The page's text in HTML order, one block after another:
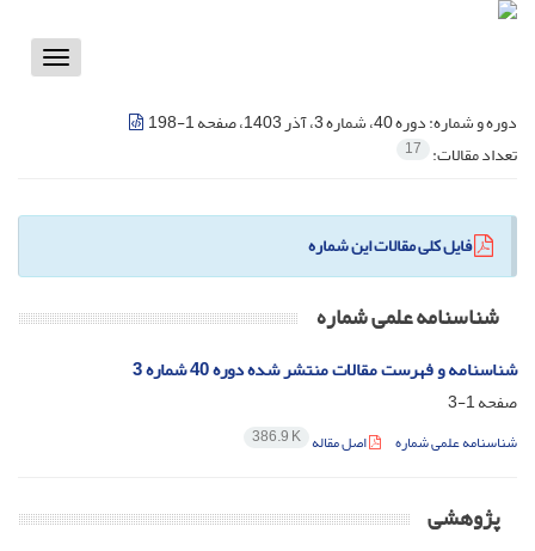
Toggle
دوره و شماره:دوره 40، شماره 3، آذر 1403، صفحه 1-198
تعداد مقالات: 17
فایل کلی مقالات این شماره
شناسنامه علمی شماره
شناسنامه و فهرست مقالات منتشر شده دوره 40 شماره 3
صفحه1-3
شناسنامه علمی شماره اصل مقاله 386.9 K
پژوهشی